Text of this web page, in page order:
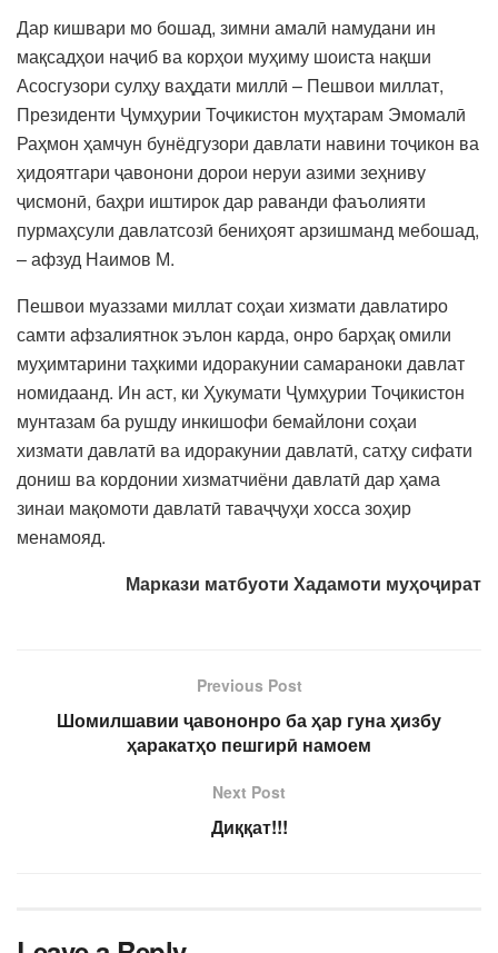
Дар кишвари мо бошад, зимни амалӣ намудани ин
мақсадҳои наҷиб ва корҳои муҳиму шоиста нақши
Асосгузори сулҳу ваҳдати миллӣ – Пешвои миллат,
Президенти Ҷумҳурии Тоҷикистон муҳтарам Эмомалӣ
Раҳмон ҳамчун бунёдгузори давлати навини тоҷикон ва
ҳидоятгари ҷавонони дорои неруи азими зеҳниву
ҷисмонӣ, баҳри иштирок дар раванди фаъолияти
пурмаҳсули давлатсозӣ бениҳоят арзишманд мебошад,
– афзуд Наимов М.
Пешвои муаззами миллат соҳаи хизмати давлатиро
самти афзалиятнок эълон карда, онро барҳақ омили
муҳимтарини таҳкими идоракунии самараноки давлат
номидаанд. Ин аст, ки Ҳукумати Ҷумҳурии Тоҷикистон
мунтазам ба рушду инкишофи бемайлони соҳаи
хизмати давлатӣ ва идоракунии давлатӣ, сатҳу сифати
дониш ва кордонии хизматчиёни давлатӣ дар ҳама
зинаи мақомоти давлатӣ таваҷҷуҳи хосса зоҳир
менамояд.
Маркази матбуоти Хадамоти муҳоҷират
Previous Post
Шомилшавии ҷавононро ба ҳар гуна ҳизбу
ҳаракатҳо пешгирӣ намоем
Next Post
Диққат!!!